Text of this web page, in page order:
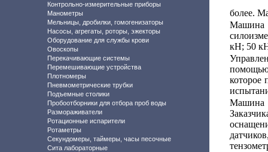
Контрольно-измерительные приборы
Манометры
Мельницы, дробилки, гомогенизаторы
Насосы, агрегаты, роторы, эжекторы
Оборудование для службы крови
Овоскопы
Перекачивающие системы
Перемешивающие устройства
Плотномеры
Пневмометрические трубки
Подъемные столики
Пробоотборники для отбора проб воды
Размораживатели
Ротационные испарители
Ротаметры
Секундомеры, таймеры, часы песочные
Сита лабораторные
более.
кН; 50
помощью
которое
Машина